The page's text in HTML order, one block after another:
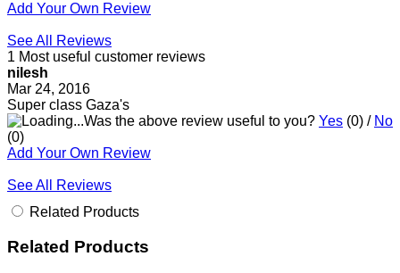
Add Your Own Review
See All Reviews
1 Most useful customer reviews
nilesh
Mar 24, 2016
Super class Gaza's
Was the above review useful to you? Yes (0) / No
(0)
Add Your Own Review
See All Reviews
Related Products
Related Products